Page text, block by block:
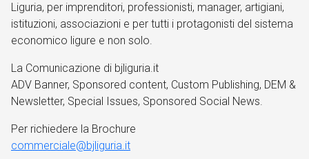
Liguria, per imprenditori, professionisti, manager, artigiani,
istituzioni, associazioni e per tutti i protagonisti del sistema
economico ligure e non solo.
La Comunicazione di bjliguria.it
ADV Banner, Sponsored content, Custom Publishing, DEM &
Newsletter, Special Issues, Sponsored Social News.
Per richiedere la Brochure
commerciale@bjliguria.it